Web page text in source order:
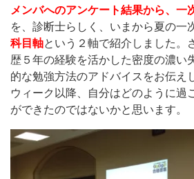
メンバへのアンケート結果から、一
を、診断士らしく、いまから夏の一
科目軸という２軸で紹介しました。
歴５年の経験を活かした密度の濃い
的な勉強方法のアドバイスをお伝え
ウィーク以降、自分はどのように過
ができたのではないかと思います。